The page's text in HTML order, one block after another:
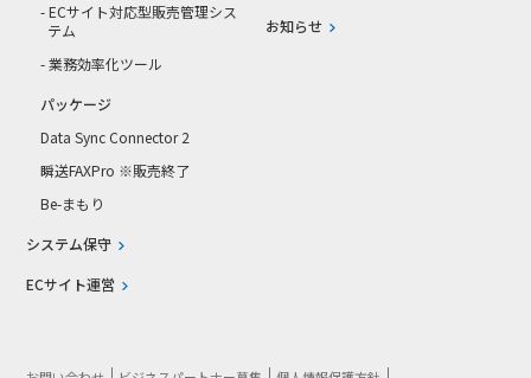
- ECサイト対応型販売管理シス
テム
- 業務効率化ツール
パッケージ
Data Sync Connector 2
瞬送FAXPro ※販売終了
Be-まもり
システム保守
ECサイト運営
お知らせ